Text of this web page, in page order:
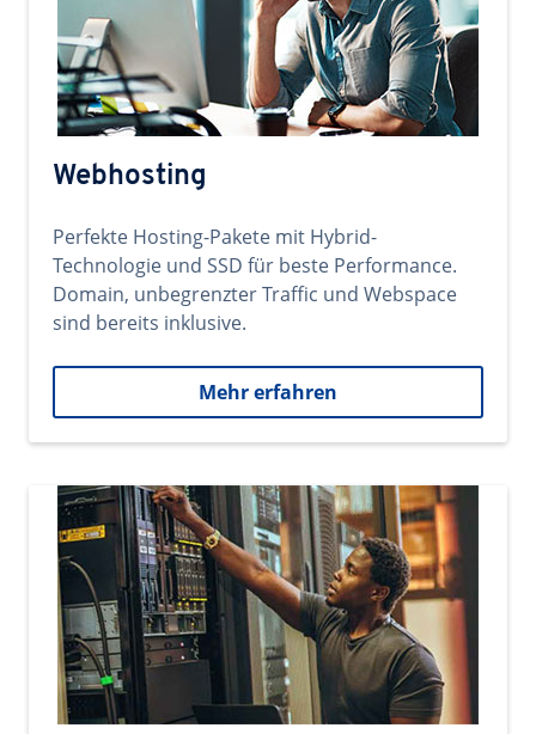
Webhosting
Perfekte Hosting-Pakete mit Hybrid-
Technologie und SSD für beste Performance.
Domain, unbegrenzter Traffic und Webspace
sind bereits inklusive.
Mehr erfahren